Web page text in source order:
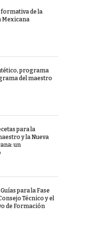
de la
Mexicana
programa
del maestro
para la
y la Nueva
un
para la Fase
Técnico y el
de Formación